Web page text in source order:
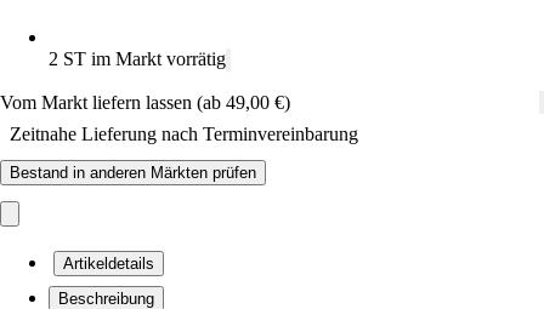
2 ST im Markt vorrätig
Vom Markt liefern lassen (ab 49,00 €)
Zeitnahe Lieferung nach Terminvereinbarung
Bestand in anderen Märkten prüfen
Artikeldetails
Beschreibung